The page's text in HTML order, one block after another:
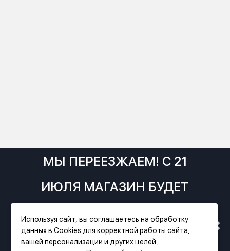
МЫ ПЕРЕЕЗЖАЕМ! С 21
ИЮЛЯ МАГАЗИН БУДЕТ
РАБОТАТЬ ПО НОВОМУ
АДРЕСУ. ПОДРОБНАЯ
Фирменный магазин Festool
Используя сайт, вы соглашаетесь на обработку
данных в Cookies для корректной работы сайта,
вашей персонализации и других целей,